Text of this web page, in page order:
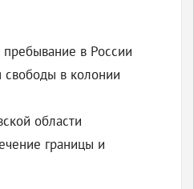
пребывание в России
в колонии
области
границы и